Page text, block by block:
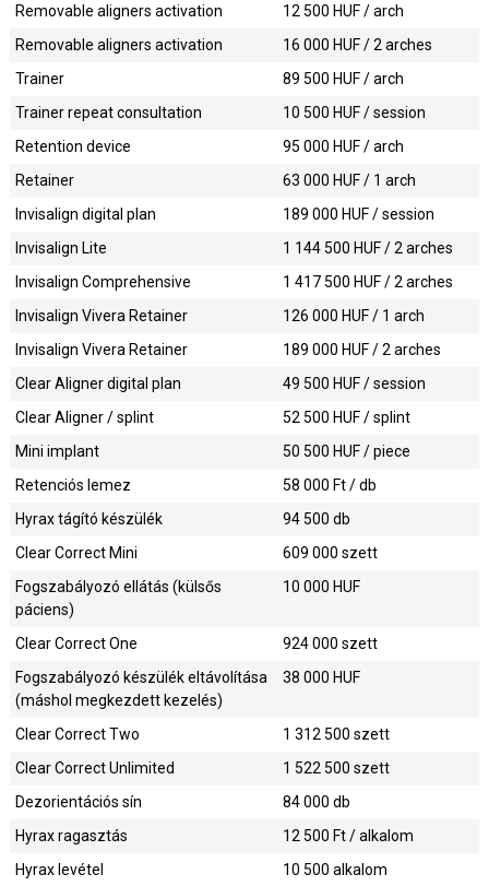
12 500 HUF / arch
Removable aligners activation
16 000 HUF / 2 arches
Removable aligners activation
89 500 HUF / arch
Trainer
10 500 HUF / session
Trainer repeat consultation
95 000 HUF / arch
Retention device
63 000 HUF / 1 arch
Retainer
189 000 HUF / session
Invisalign digital plan
1 144 500 HUF / 2 arches
Invisalign Lite
1 417 500 HUF / 2 arches
Invisalign Comprehensive
126 000 HUF / 1 arch
Invisalign Vivera Retainer
189 000 HUF / 2 arches
Invisalign Vivera Retainer
49 500 HUF / session
Clear Aligner digital plan
52 500 HUF / splint
Clear Aligner / splint
50 500 HUF / piece
Mini implant
58 000 Ft / db
Retenciós lemez
94 500db
Hyrax tágító készülék
609 000szett
Clear Correct Mini
10 000 HUF
Fogszabályozó ellátás (külsős
páciens)
924 000szett
Clear Correct One
38 000 HUF
Fogszabályozó készülék eltávolítása
(máshol megkezdett kezelés)
1 312 500szett
Clear Correct Two
1 522 500szett
Clear Correct Unlimited
84 000db
Dezorientációs sín
12 500 Ft / alkalom
Hyrax ragasztás
10 500alkalom
Hyrax levétel